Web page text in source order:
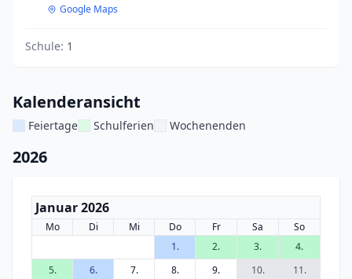
Google Maps
Schule: 1
Kalenderansicht
Feiertage Schulferien Wochenenden
2026
Januar 2026
Mo Di Mi Do Fr Sa
So
1.
2. 3.
4.
5.
6. 7. 8. 9. 10.
11.